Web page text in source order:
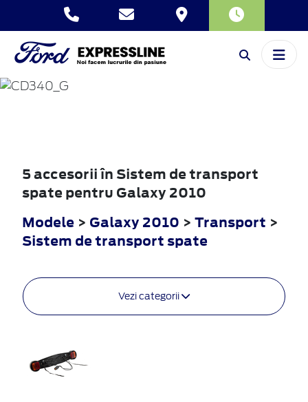
GALAXY
5 accesorii în Sistem de transport
spate pentru Galaxy 2010
Modele > Galaxy 2010 > Transport >
Sistem de transport spate
Vezi categorii